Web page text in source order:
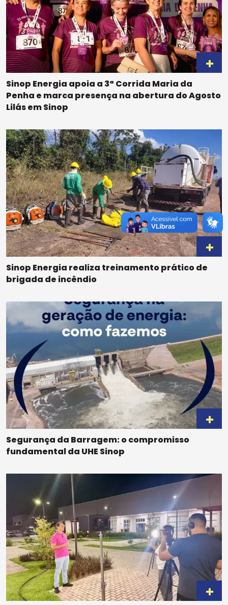
Sinop Energia apoia a 3ª Corrida Maria da
Penha e marca presença na abertura do Agosto
Lilás em Sinop
Sinop Energia realiza treinamento prático de
brigada de incêndio
Segurança da Barragem: o compromisso
fundamental da UHE Sinop